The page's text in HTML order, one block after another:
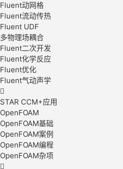
Fluent动网格
Fluent流动传热
Fluent UDF
多物理场耦合
Fluent二次开发
Fluent化学反应
Fluent优化
Fluent气动声学

STAR CCM+应用
OpenFOAM
OpenFOAM基础
OpenFOAM案例
OpenFOAM编程
OpenFOAM杂项
